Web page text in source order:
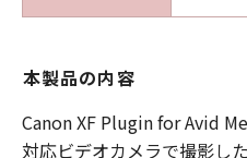
本製品の内容
Canon XF Plugin for Avid
対応ビデオカメラで撮影し